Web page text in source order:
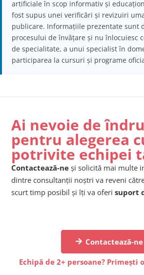
artificiale în scop informativ și
fost supus unei verificări și revizuiri
publicare. Informațiile prezentate sunt
procesului de învățare și nu înlocuiesc
de specialitate, a unui specialist în
participarea la cursuri și programe
Ai nevoie de
pentru alegerea
potrivite echipei
Contactează-ne și solicită mai multe
dintre consultanții noștri va reveni
scurt timp posibil și îți va oferi suport
Contactează-ne
Echipă de 2+ persoane? Primești